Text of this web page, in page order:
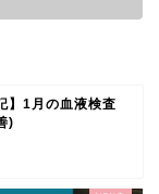
】1月の血液検査
)